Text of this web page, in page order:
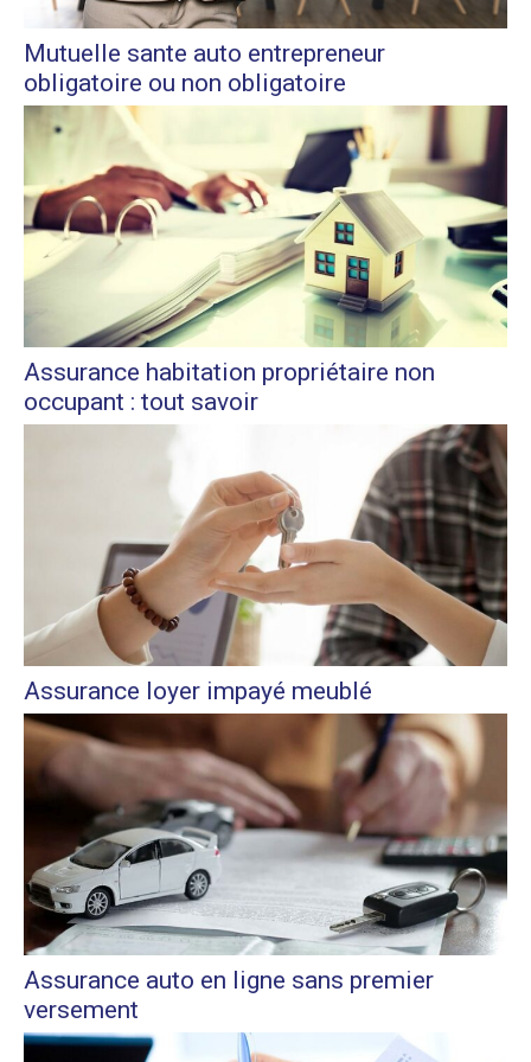
Mutuelle sante auto entrepreneur
obligatoire ou non obligatoire
Assurance habitation propriétaire non
occupant : tout savoir
Assurance loyer impayé meublé
Assurance auto en ligne sans premier
versement